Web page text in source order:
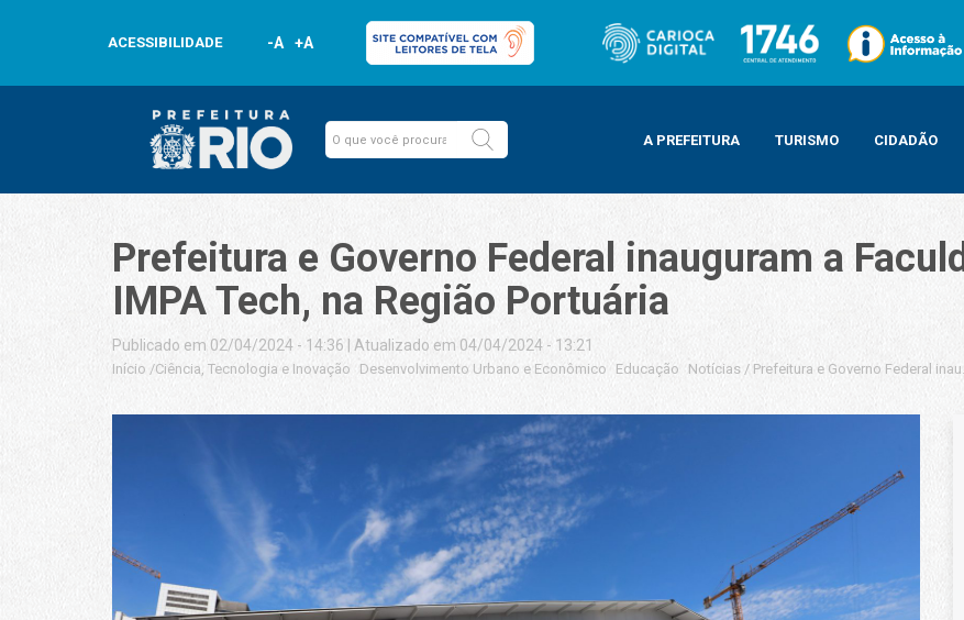
ACESSIBILIDADE -A +A
A PREFEITURA TURISMO CIDADÃO
Prefeitura e Governo Federal inauguram a
IMPA Tech, na Região Portuária
Publicado em 02/04/2024 - 14:36 Atualizado em 04/04/2024 - 13:21
Início /Ciência, Tecnologia e Inovação Desenvolvimento Urbano e Econômico Educação Notícias / Prefeitura e Governo Federal